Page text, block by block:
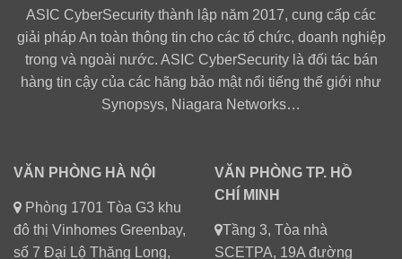
ASIC CyberSecurity thành lập năm 2017, cung cấp các
giải pháp An toàn thông tin cho các tổ chức, doanh nghiệp
trong và ngoài nước. ASIC CyberSecurity là đối tác bán
hàng tin cậy của các hãng bảo mật nổi tiếng thế giới như
Synopsys, Niagara Networks…
VĂN PHÒNG HÀ NỘI
Phòng 1701 Tòa G3 khu
đô thị Vinhomes Greenbay,
số 7 Đại Lộ Thăng Long,
VĂN PHÒNG TP. HỒ
CHÍ MINH
Tầng 3, Tòa nhà
SCETPA, 19A đường